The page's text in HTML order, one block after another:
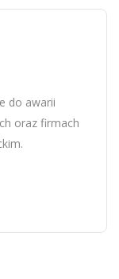
do awarii
oraz firmach